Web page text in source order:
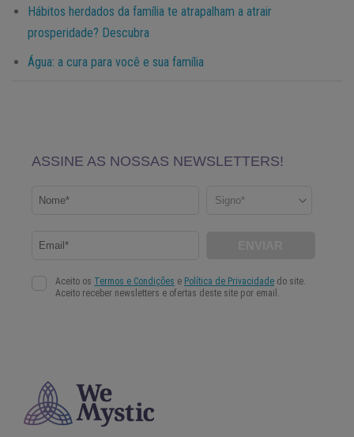
Hábitos herdados da família te atrapalham a atrair
prosperidade? Descubra
Água: a cura para você e sua família